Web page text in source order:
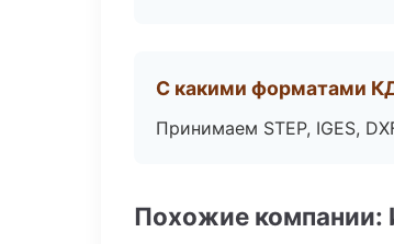
С какими форматами
Принимаем STEP, IGES,
Похожие компании: